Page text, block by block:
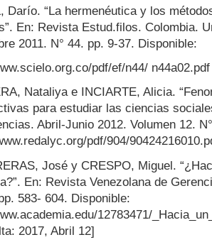
Darío. “La hermenéutica y los
En: Revista Estud.filos. Colombia.
2011. N° 44. pp. 9-37. Disponible:
pdf/ef/n44/
Nataliya e INCIARTE, Alicia.
para estudiar las ciencias
Abril-Junio 2012. Volumen 12.
pdf/904/
José y CRESPO, Miguel.
En: Revista Venezolana de
583- 604. Disponible:
12783471/
2017, Abril 12]